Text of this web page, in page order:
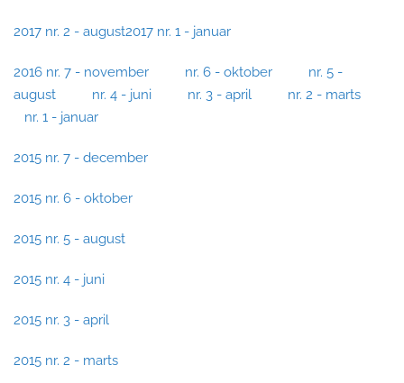
2017 nr. 2 - august2017 nr. 1 - januar
2016 nr. 7 - november nr. 6 - oktober
nr. 5 -
august
nr. 4 - juni nr. 3 - april
nr. 2 - marts
nr. 1 - januar
2015 nr. 7 - december
2015 nr. 6 - oktober
2015 nr. 5 - august
2015 nr. 4 - juni
2015 nr. 3 - april
2015 nr. 2 - marts